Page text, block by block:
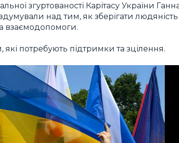
згуртованості Карітасу України
над тим, як зберігати людяність
взаємодопомоги.
потребують підтримки та зцілення.